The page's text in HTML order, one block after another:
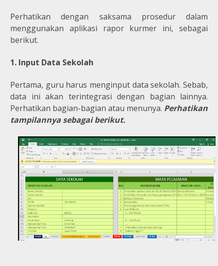
Perhatikan dengan saksama prosedur dalam
menggunakan aplikasi rapor kurmer ini, sebagai
berikut.
1. Input Data Sekolah
Pertama, guru harus menginput data sekolah. Sebab,
data ini akan terintegrasi dengan bagian lainnya.
Perhatikan bagian-bagian atau menunya. Perhatikan
tampilannya sebagai berikut.